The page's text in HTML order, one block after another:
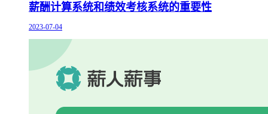
薪酬计算系统和绩效考核系统的重要性
2023-07-04